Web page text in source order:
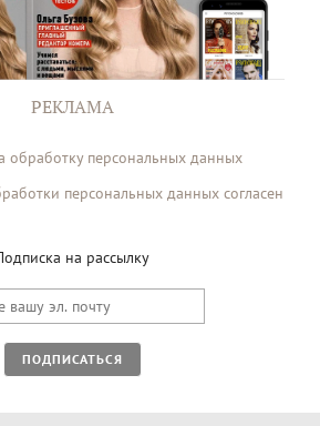
РЕКЛАМА
обработку персональных данных
персональных данных согласен
на рассылку
ПОДПИСАТЬСЯ